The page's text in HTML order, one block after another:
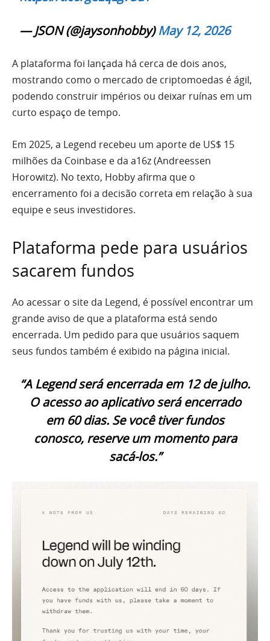
— JSON (@jaysonhobby)May 12, 2026
A plataforma foi lançada há cerca de dois anos,
mostrando como o mercado de criptomoedas é ágil,
podendo construir impérios ou deixar ruínas em um
curto espaço de tempo.
Em 2025, a Legend recebeu um aporte de US$ 15
milhões da Coinbase e da a16z (Andreessen
Horowitz). No texto, Hobby afirma que o
encerramento foi a decisão correta em relação à sua
equipe e seus investidores.
Plataforma pede para usuários
sacarem fundos
Ao acessar o site da Legend, é possível encontrar um
grande aviso de que a plataforma está sendo
encerrada. Um pedido para que usuários saquem
seus fundos também é exibido na página inicial.
“A Legend será encerrada em 12 de julho.
O acesso ao aplicativo será encerrado
em 60 dias. Se você tiver fundos
conosco, reserve um momento para
sacá-los.”